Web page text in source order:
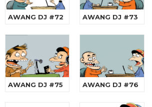
AWANG DJ #72 AWANG DJ #73
AWANG DJ #75 AWANG DJ #76